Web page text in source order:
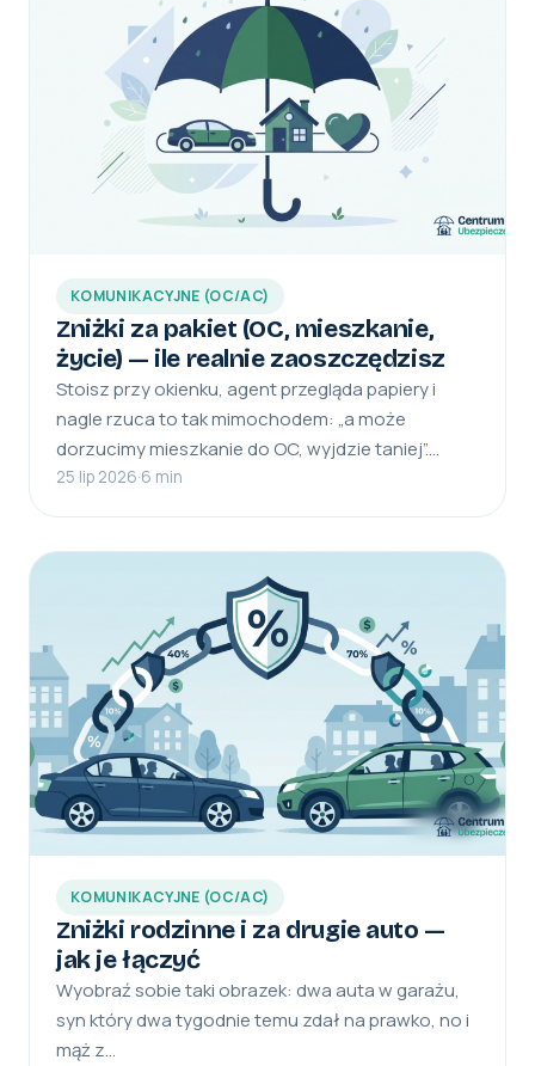
KOMUNIKACYJNE (OC/AC)
Zniżki za pakiet (OC, mieszkanie,
życie) — ile realnie zaoszczędzisz
Stoisz przy okienku, agent przegląda papiery i
nagle rzuca to tak mimochodem: „a może
dorzucimy mieszkanie do OC, wyjdzie taniej”.…
25 lip 2026·6 min
KOMUNIKACYJNE (OC/AC)
Zniżki rodzinne i za drugie auto —
jak je łączyć
Wyobraź sobie taki obrazek: dwa auta w garażu,
syn który dwa tygodnie temu zdał na prawko, no i
mąż z…